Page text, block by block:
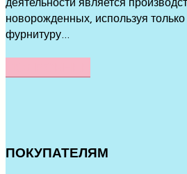
новорожденных, используя
фурнитуру...
ПОКУПАТЕЛЯМ